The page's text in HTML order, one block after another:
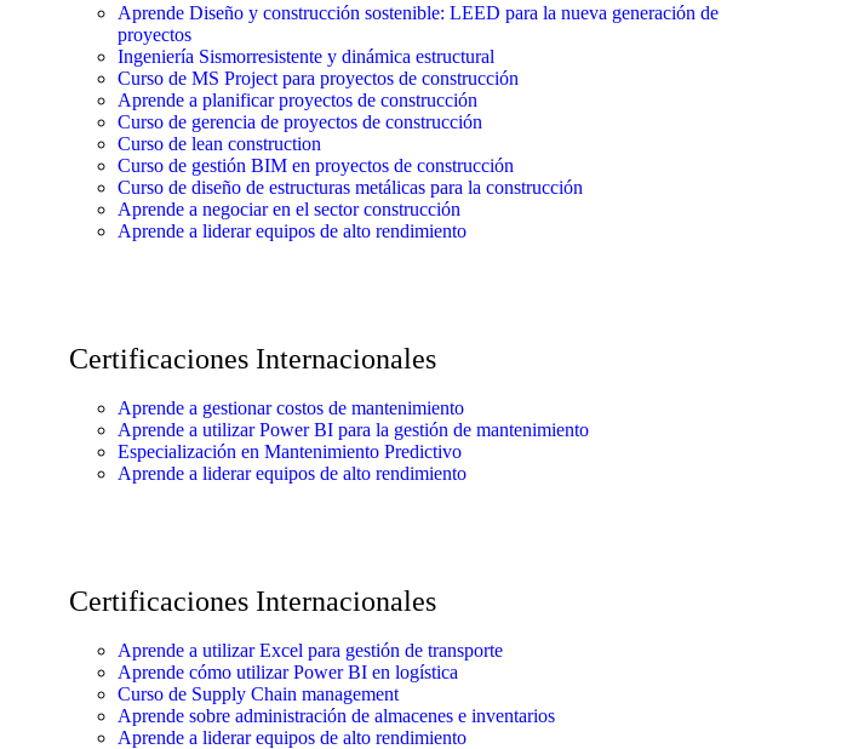
Aprende Diseño y construcción sostenible: LEED para la nueva generación de
proyectos
Ingeniería Sismorresistente y dinámica estructural
Curso de MS Project para proyectos de construcción
Aprende a planificar proyectos de construcción
Curso de gerencia de proyectos de construcción
Curso de lean construction
Curso de gestión BIM en proyectos de construcción
Curso de diseño de estructuras metálicas para la construcción
Aprende a negociar en el sector construcción
Aprende a liderar equipos de alto rendimiento
Certificaciones Internacionales
Aprende a gestionar costos de mantenimiento
Aprende a utilizar Power BI para la gestión de mantenimiento
Especialización en Mantenimiento Predictivo
Aprende a liderar equipos de alto rendimiento
Certificaciones Internacionales
Aprende a utilizar Excel para gestión de transporte
Aprende cómo utilizar Power BI en logística
Curso de Supply Chain management
Aprende sobre administración de almacenes e inventarios
Aprende a liderar equipos de alto rendimiento